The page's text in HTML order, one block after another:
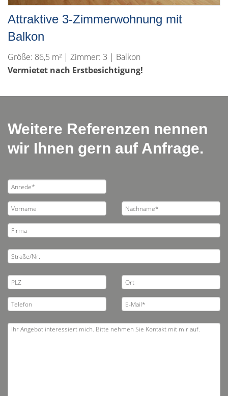
Attraktive 3-Zimmerwohnung mit
Balkon
Größe: 86,5 m² | Zimmer: 3 | Balkon
Vermietet nach Erstbesichtigung!
Weitere Referenzen nennen
wir Ihnen gern auf Anfrage.